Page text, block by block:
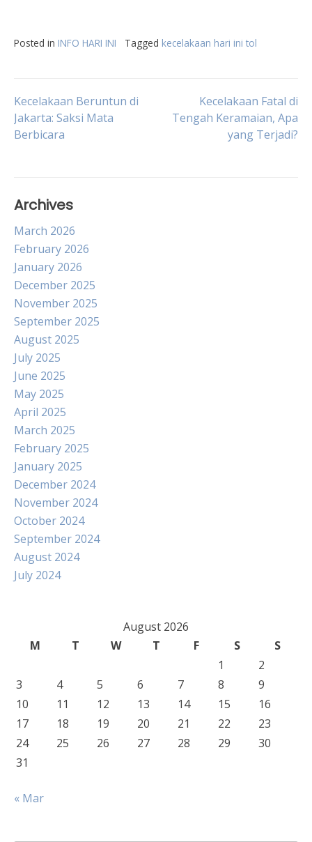
Posted in INFO HARI INI Tagged kecelakaan hari ini tol
Post
navigation
Kecelakaan Beruntun di
Jakarta: Saksi Mata
Berbicara
Kecelakaan Fatal di
Tengah Keramaian, Apa
yang Terjadi?
Archives
March 2026
February 2026
January 2026
December 2025
November 2025
September 2025
August 2025
July 2025
June 2025
May 2025
April 2025
March 2025
February 2025
January 2025
December 2024
November 2024
October 2024
September 2024
August 2024
July 2024
August 2026
M
T W T F S
S
1
2
3
4 5 6 7 8
9
10
11 12 13 14 15
16
17
18 19 20 21 22
23
24
25 26 27 28 29
30
31
« Mar